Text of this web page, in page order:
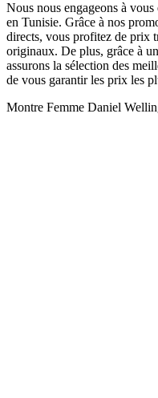
Nous nous engageons à
en Tunisie. Grâce à nos
directs, vous profitez de prix
originaux. De plus, grâce à
assurons la sélection des
de vous garantir les prix les
Montre Femme Daniel